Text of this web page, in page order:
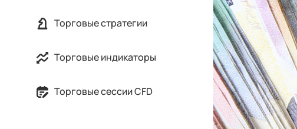
Торговые стратегии
Торговые индикаторы
Торговые сессии CFD